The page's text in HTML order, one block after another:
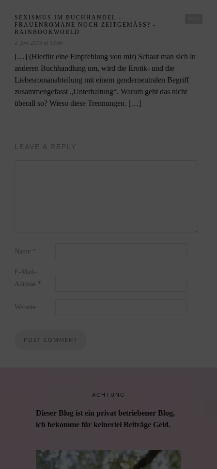
SEXISMUS IM BUCHHANDEL -
FRAUENROMANE NOCH ZEITGEMÄSS? - R
AINBOOKWORLD
2. Juni 2019 at 13:45
[…] (Hierfür eine Empfehlung von mir) Schaut man sich in
anderen Buchhandlung um, wird die Erotik- und die
Liebesromanabteilung mit einem genderneutralen Begriff
zusammengefasst „Unterhaltung“. Warum geht das nicht
überall so? Wieso diese Trennungen. […]
LEAVE A REPLY
Name *
E-Mail-
Adresse *
Website
ACHTUNG
Dieser Blog ist ein privat betriebener Blog,
ich bekomme für keinerlei Beiträge Geld.